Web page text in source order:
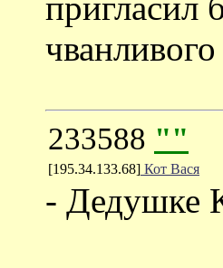
233588 ""
[195.34.133.68] Кот Вася
- Дедушке